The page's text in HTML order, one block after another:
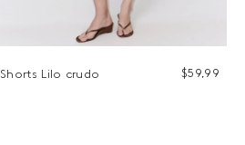
Shorts Lilo crudo $59 99